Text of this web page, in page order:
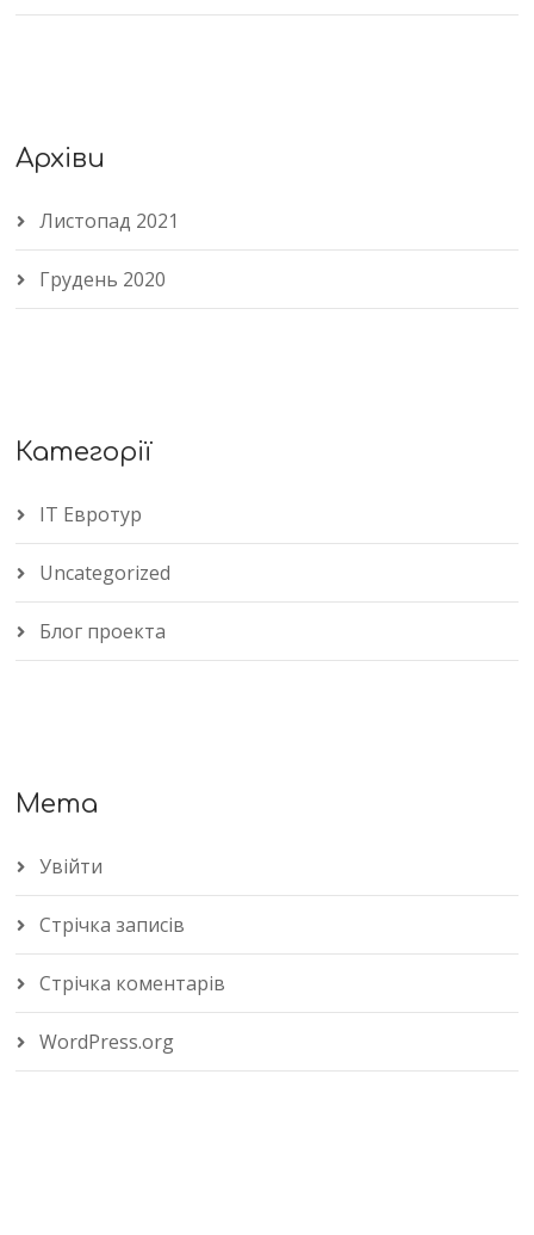
Архіви
Листопад 2021
Грудень 2020
Категорії
IT Евротур
Uncategorized
Блог проекта
Мета
Увійти
Стрічка записів
Стрічка коментарів
WordPress.org